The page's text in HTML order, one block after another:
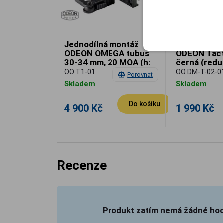
Porovnat
Jednodílná montáž
ODEON OMEGA tubus
30-34 mm, 20 MOA (h:
40 mm)
OO T1-01
Skladem
4 900 Kč Do košíku
ODEON
černá
mm),
OO DM-T-02-01
Skladem
1 990 Kč
Recenze
Produkt zatím nemá žádné